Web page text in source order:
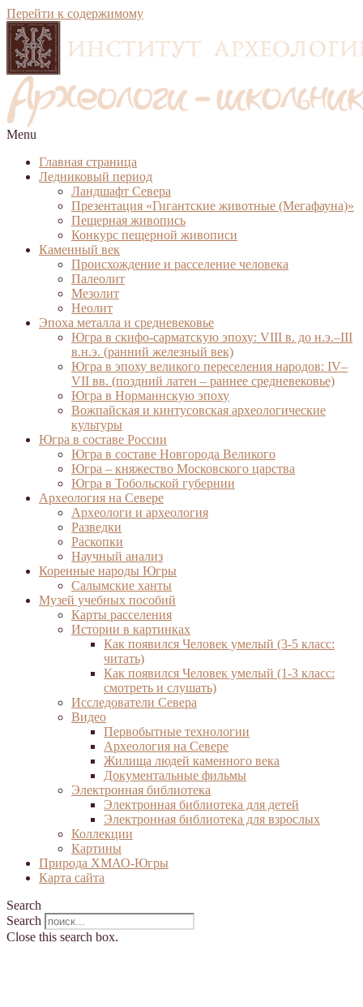
Перейти к содержимому
Menu
Главная страница
Ледниковый период
Ландшафт Севера
Презентация «Гигантские животные (Мегафауна)»
Пещерная живопись
Конкурс пещерной живописи
Каменный век
Происхождение и расселение человека
Палеолит
Мезолит
Неолит
Эпоха металла и средневековье
Югра в скифо-сарматскую эпоху: VIII в. до н.э.–III
в.н.э. (ранний железный век)
Югра в эпоху великого переселения народов: IV–
VII вв. (поздний латен – раннее средневековье)
Югра в Норманнскую эпоху
Вожпайская и кинтусовская археологические
культуры
Югра в составе России
Югра в составе Новгорода Великого
Югра – княжество Московского царства
Югра в Тобольской губернии
Археология на Севере
Археологи и археология
Разведки
Раскопки
Научный анализ
Коренные народы Югры
Салымские ханты
Музей учебных пособий
Карты расселения
Истории в картинках
Как появился Человек умелый (3-5 класс:
читать)
Как появился Человек умелый (1-3 класс:
смотреть и слушать)
Исследователи Севера
Видео
Первобытные технологии
Археология на Севере
Жилища людей каменного века
Документальные фильмы
Электронная библиотека
Электронная библиотека для детей
Электронная библиотека для взрослых
Коллекции
Картины
Природа ХМАО-Югры
Карта сайта
Search
Search
Close this search box.